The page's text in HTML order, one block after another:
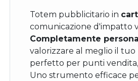
Totem pubblicitario in
comunicazione d'impatto
Completamente
valorizzare al meglio il tuo
perfetto per punti vendita,
Uno strumento efficace